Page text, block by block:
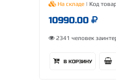
На складе | Код
10990.00
2341 человек
В КОРЗИНУ